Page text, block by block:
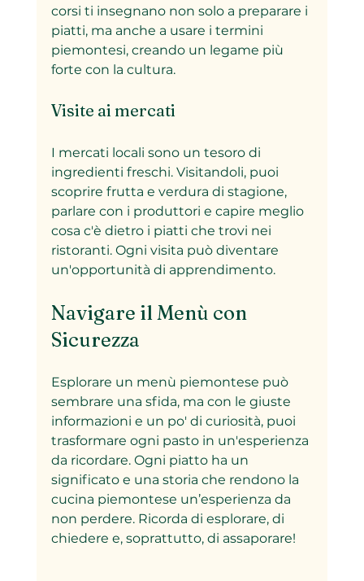
corsi ti insegnano non solo a preparare i
piatti, ma anche a usare i termini
piemontesi, creando un legame più
forte con la cultura.
Visite ai mercati
I mercati locali sono un tesoro di
ingredienti freschi. Visitandoli, puoi
scoprire frutta e verdura di stagione,
parlare con i produttori e capire meglio
cosa c'è dietro i piatti che trovi nei
ristoranti. Ogni visita può diventare
un'opportunità di apprendimento.
Navigare il Menù con
Sicurezza
Esplorare un menù piemontese può
sembrare una sfida, ma con le giuste
informazioni e un po' di curiosità, puoi
trasformare ogni pasto in un'esperienza
da ricordare. Ogni piatto ha un
significato e una storia che rendono la
cucina piemontese un’esperienza da
non perdere. Ricorda di esplorare, di
chiedere e, soprattutto, di assaporare!